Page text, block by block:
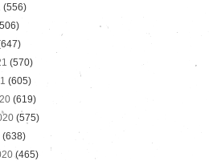
(556)
(570)
(605)
(619)
(575)
(638)
(465)